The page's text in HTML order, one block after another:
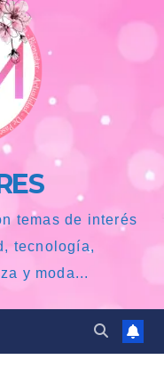
temas de interés
tecnología,
y moda...